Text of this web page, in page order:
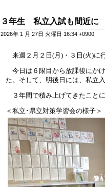
３年生 私立入試も間近に
2026年 1 月 27日 火曜日 16:34 +0900
来週２月２日(月)・３日(火)に
今日は６限目から放課後にか
た。そして、明後日には、私立
３年間で積み上げてきたこと
＜私立･県立対策学習会の様子＞